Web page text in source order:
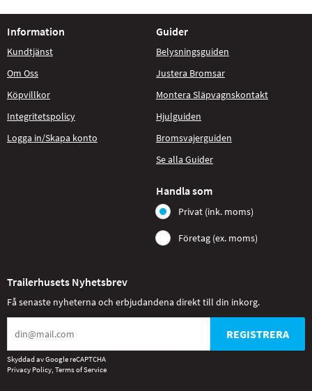
Information
Kundtjänst
Om Oss
Köpvillkor
Integritetspolicy
Logga in/Skapa konto
Guider
Belysningsguiden
Justera Bromsar
Montera Släpvagnskontakt
Hjulguiden
Bromsvajerguiden
Se alla Guider
Handla som
Privat (ink. moms)
Företag (ex. moms)
Trailerhusets Nyhetsbrev
Få senaste nyheterna och erbjudandena direkt till din inkorg.
REGISTRERA
Skyddad av Google reCAPTCHA
Privacy Policy, Terms of Service